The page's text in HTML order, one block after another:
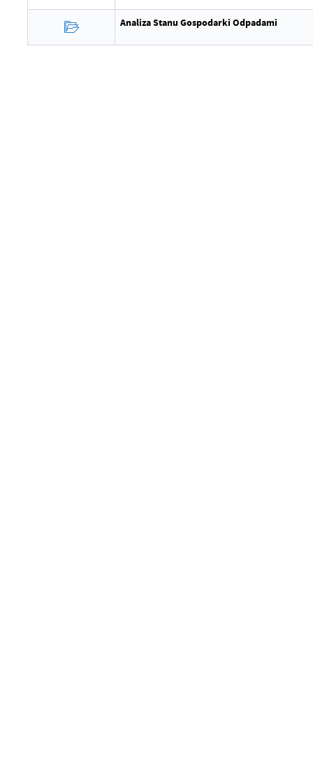
Analiza Stanu Gospodarki Odpadami